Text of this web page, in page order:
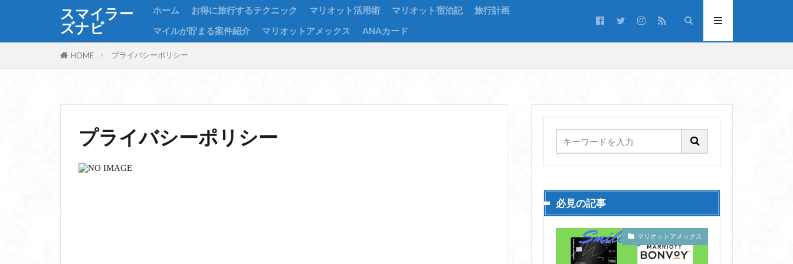
スマイラー
ズナビ
ホーム お得に旅行するテクニック マリオット活用術 マリオット宿泊記
旅行計画
マイルが貯まる案件紹介
マリオットアメックス ANAカード
HOME プライバシーポリシー
プライバシーポリシー
必見の記事
マリオットアメックス